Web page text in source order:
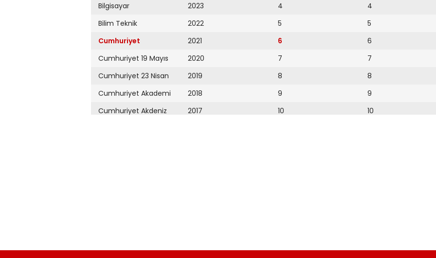
Bilgisayar
Bilim Teknik
Cumhuriyet
Cumhuriyet 19 Mayıs
Cumhuriyet 23 Nisan
Cumhuriyet Akademi
Cumhuriyet Akdeniz
Cumhuriyet Çevre
2023
2022
2021
2020
2019
2018
2017
2009
4
5
6
7
8
9
10
4
5
6
7
8
9
10
18